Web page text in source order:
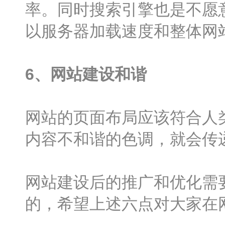
率。同时搜索引擎也是不
以服务器加载速度和整体
6、网站建设和谐
网站的页面布局应该符合
内容不和谐的色调，就会
网站建设后的推广和优化
的，希望上述六点对大家